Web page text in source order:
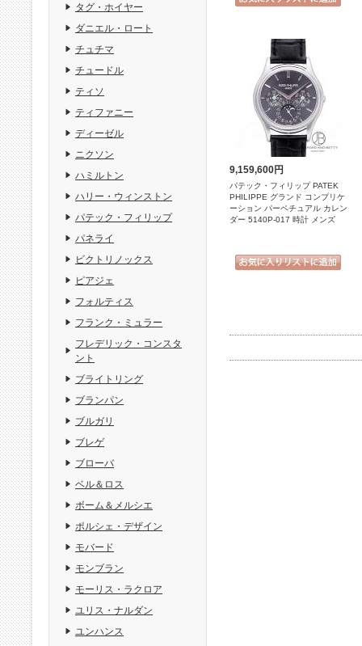
9,159,600円
パテック・フィリップ PATEK
PHILIPPE グランド コンプリケ
ーション パーペチュアル カレン
ダー 5140P-017 時計 メンズ
タグ・ホイヤー
ダニエル・ロート
チュチマ
チュードル
ティソ
ティファニー
ディーゼル
ニクソン
ハミルトン
ハリー・ウィンストン
パテック・フィリップ
パネライ
ビクトリノックス
ピアジェ
フォルティス
フランク・ミュラー
フレデリック・コンスタ
ント
ブライトリング
ブランパン
ブルガリ
ブレゲ
ブローバ
ベル＆ロス
ボーム＆メルシエ
ポルシェ・デザイン
モバード
モンブラン
モーリス・ラクロア
ユリス・ナルダン
ユンハンス